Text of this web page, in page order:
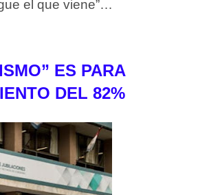
el que viene”…
ES PARA
DEL 82%